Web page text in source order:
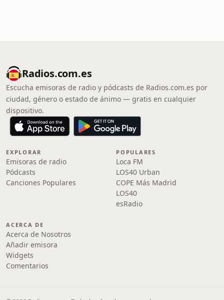
Radios.com.es
Escucha emisoras de radio y pódcasts de Radios.com.es por
ciudad, género o estado de ánimo — gratis en cualquier
dispositivo.
EXPLORAR
Emisoras de radio
Pódcasts
Canciones Populares
POPULARES
Loca FM
LOS40 Urban
COPE Más Madrid
LOS40
esRadio
ACERCA DE
Acerca de Nosotros
Añadir emisora
Widgets
Comentarios